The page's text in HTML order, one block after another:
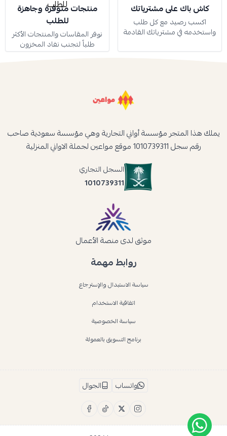
كاش باك على مشترياتك
اكسب رصيد مع كل طلب
واستخدمه في مشترياتك القادمة
منتجات متوفرة وجاهزة
للطلب
نوفر المقاسات والمنتجات الأكثر
طلباً لتجنب نفاد المخزون
روابط مهمة
سياسة الاستبدال والإسترجاع
اتفاقية الاستخدام
سياسة الخصوصية
برنامج التسويق بالعمولة
يملك هذا المتجر مؤسسة أواني التجارية وهي مؤسسة سعودية صاحب
رقم سجل 1010739311 موقع مواعين لجملة الاواني المنزلية
السجل التجاري
1010739311
موثق لدى منصة الأعمال
واتساب الجوال